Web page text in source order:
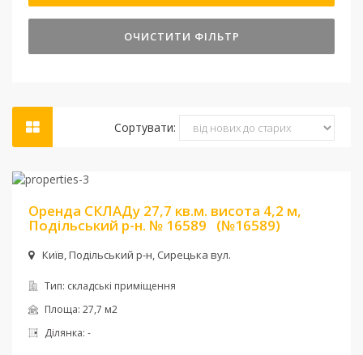
ОЧИСТИТИ ФІЛЬТР
Сортувати:
Оренда СКЛАДу 27,7 кв.м. висота 4,2 м,
Подільський р-н. № 16589 (№16589)
Київ, Подільський р-н, Сирецька вул.
Тип: складські приміщення
Площа: 27,7 м2
Ділянка: -